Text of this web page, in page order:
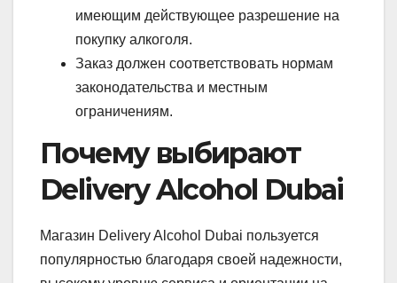
имеющим действующее разрешение на
покупку алкоголя.
Заказ должен соответствовать нормам
законодательства и местным
ограничениям.
Почему выбирают
Delivery Alcohol Dubai
Магазин Delivery Alcohol Dubai пользуется
популярностью благодаря своей надежности,